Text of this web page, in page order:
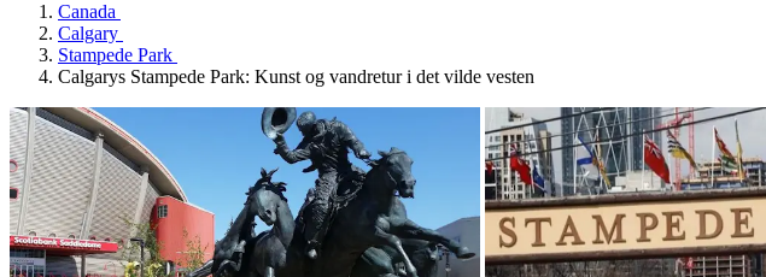
Canada
Calgary
Stampede Park
Calgarys Stampede Park: Kunst og vandretur i det vilde vesten